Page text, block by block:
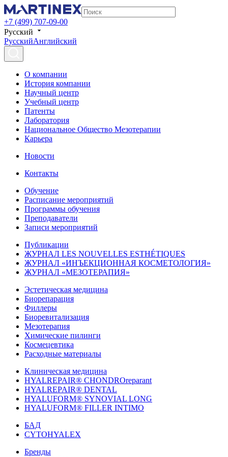
+7 (499) 707-09-00
Русский
РусскийАнглийский
О компании
История компании
Научный центр
Учебный центр
Патенты
Лаборатория
Национальное Общество Мезотерапии
Карьера
Новости
Контакты
Обучение
Расписание мероприятий
Программы обучения
Преподаватели
Записи мероприятий
Публикации
ЖУРНАЛ LES NOUVELLES ESTHÉTIQUES
ЖУРНАЛ «ИНЪЕКЦИОННАЯ КОСМЕТОЛОГИЯ»
ЖУРНАЛ «МЕЗОТЕРАПИЯ»
Эстетическая медицина
Биорепарация
Филлеры
Биоревитализация
Мезотерапия
Химические пилинги
Космецевтика
Расходные материалы
Клиническая медицина
HYALREPAIR® CHONDROreparant
HYALREPAIR® DENTAL
HYALUFORM® SYNOVIAL LONG
HYALUFORM® FILLER INTIMO
БАД
CYTOHYALEX
Бренды